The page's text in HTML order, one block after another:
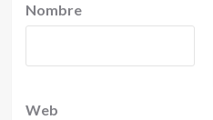
Nombre
Web